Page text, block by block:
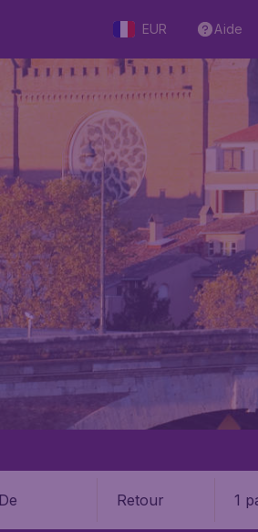
EUR Aide
De Retour 1